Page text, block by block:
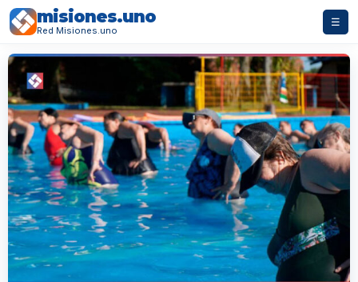
misiones.uno
Red Misiones.uno
☰